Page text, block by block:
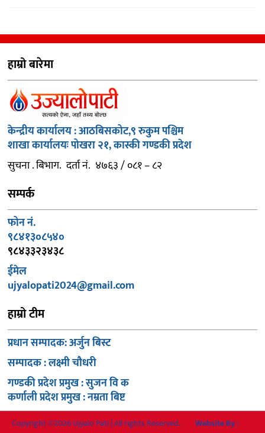
हाम्रो बारेमा
केन्द्रीय कार्यालय : आठबिसकोट,९ रुकुम पश्चिम
शाखा कार्यालयः पोखरा २१, कास्की गण्डकी प्रदेश
सुचना . बिभाग. दर्ता नं. ४७६३ / ०८१ – ८२
सम्पर्क
फोन नं.
९८४१३०८५४०
९८४३३२३४३८
ईमेल
ujyalopati2024@gmail.com
हाम्रो टीम
प्रधान सम्पादक: अर्जुन बिस्ट
सम्पादक : लक्ष्मी चौधरी
गण्डकी प्रदेश प्रमुख : सुजन वि क
कर्णाली प्रदेश प्रमुख : नम्रता बिष्ट
Copyright ©2026 Ujyalo Pati | All rights Reserved. Website By :